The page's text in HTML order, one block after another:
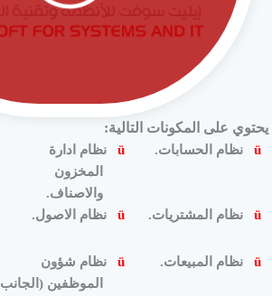
يحتوي على المكونات التالية:
ü نظام الحسابات.
ü نظام ادارة
المخزون
والاصناف.
ü نظام المشتريات.
ü نظام الاصول.
ü
نظام المبيعات.
ü
نظام شؤون
الموظفين (الجانب